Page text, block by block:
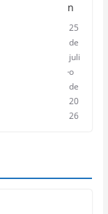
n
25
de
juli
o
de
20
26